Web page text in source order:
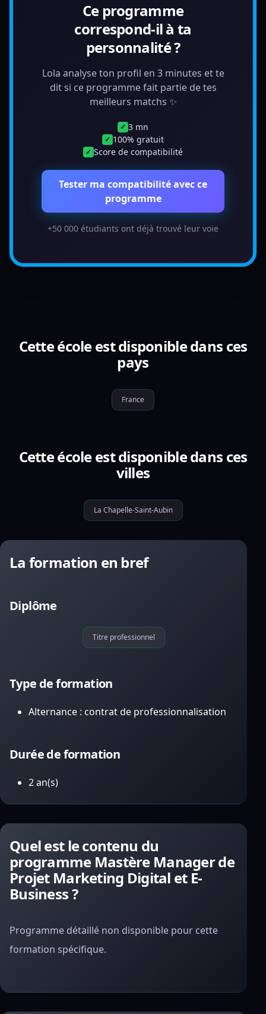
Ce programme
correspond-il à ta
personnalité ?
Lola analyse ton profil en 3 minutes et te
dit si ce programme fait partie de tes
meilleurs matchs ✨
✓ 3 mn
✓ 100% gratuit
✓ Score de compatibilité
Tester ma compatibilité avec ce
programme
+50 000 étudiants ont déjà trouvé leur voie
Cette école est disponible dans ces
pays
France
Cette école est disponible dans ces
villes
La Chapelle-Saint-Aubin
La formation en bref
Diplôme
Titre professionnel
Type de formation
Alternance : contrat de professionnalisation
Durée de formation
2 an(s)
Quel est le contenu du
programme Mastère Manager de
Projet Marketing Digital et E-
Business ?
Programme détaillé non disponible pour cette
formation spécifique.